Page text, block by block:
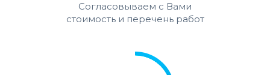
Согласовываем с Вами
стоимость и перечень работ